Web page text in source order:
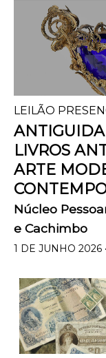
LEILÃO
LIVROS
ARTE
Núcleo
e Cachimbo
1 DE JUNHO 2026